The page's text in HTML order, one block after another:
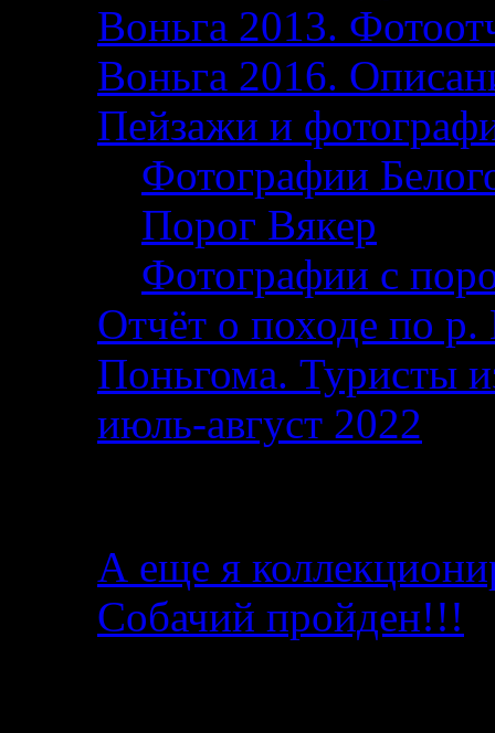
Воньга 2013.
Воньга 2016.
Пейзажи и
Фотографии
Порог Вякер
Фотографии с
Отчёт о походе по р.
Поньгома. Туристы
июль-август 2022
А еще я
Собачий пройден!!!